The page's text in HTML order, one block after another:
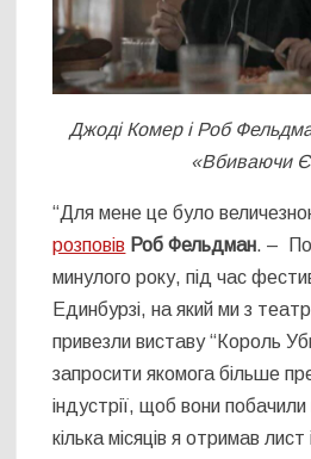
Джоді Комер і Роб
«Вбиваючи
“Для мене це було
розповів Роб Фельдман. –
минулого року, під час
Единбурзі, на який ми з
привезли виставу “Король
запросити якомога більше
індустрії, щоб вони
кілька місяців я отримав